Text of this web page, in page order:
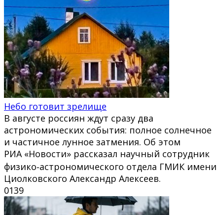
Небо готовит зрелище
В августе россиян ждут сразу два
астрономических события: полное солнечное
и частичное лунное затмения. Об этом
РИА «Новости» рассказал научный сотрудник
физико‑астрономического отдела ГМИК имени
Циолковского Александр Алексеев.
0139